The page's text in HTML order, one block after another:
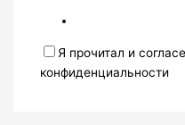
Я прочитал и
конфиденциальности